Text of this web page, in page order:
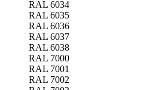
RAL 6034
RAL 6035
RAL 6036
RAL 6037
RAL 6038
RAL 7000
RAL 7001
RAL 7002